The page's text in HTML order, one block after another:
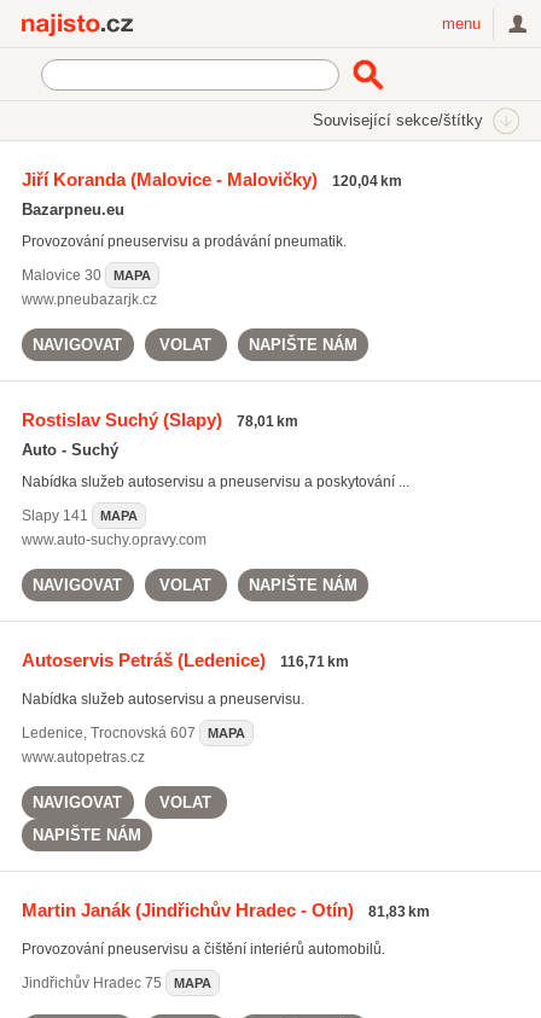
menu
Související sekce/štítky
Jiří Koranda(Malovice - Malovičky) 120,04 km
Bazarpneu.eu
Provozování pneuservisu a prodávání pneumatik.
Malovice 30 MAPA
www.pneubazarjk.cz
NAVIGOVAT VOLAT NAPIŠTE NÁM
Rostislav Suchý(Slapy) 78,01 km
Auto - Suchý
Nabídka služeb autoservisu a pneuservisu a poskytování ...
Slapy141 MAPA
www.auto-suchy.opravy.com
NAVIGOVAT VOLAT NAPIŠTE NÁM
Autoservis Petráš(Ledenice) 116,71 km
Nabídka služeb autoservisu a pneuservisu.
Ledenice, Trocnovská 607 MAPA
www.autopetras.cz
NAVIGOVAT
VOLAT
NAPIŠTE NÁM
Martin Janák(Jindřichův Hradec - Otín) 81,83 km
Provozování pneuservisu a čištění interiérů automobilů.
Jindřichův Hradec75 MAPA